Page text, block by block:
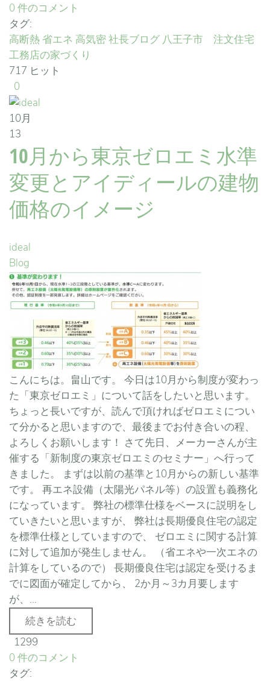
0 件のコメント
タグ:
高断熱 省エネ 高気密社長ブログ 八王子市 注文住宅
工務店の家づくり
717 ヒット
0
10月
13
10月から東京ゼロエミ水準
変更とアイディールの建物
価格のイメージ
ideal
Blog
こんにちは。畠山です。 今日は10月から制度が変わっ
た「東京ゼロエミ」について話をしたいと思います。
ちょっと長いですが、読んで頂ければゼロエミについ
て分かると思いますので、最後までお付き合いの程、
よろしくお願いします！ さて先日、メーカーさんが主
催する「新制度の東京ゼロエミのセミナー」へ行って
きました。 まずは以前の基準と10月からの新しい基準
です。 再エネ設備（太陽光パネル等）の設置も義務化
になっています。 弊社の標準仕様をベースに説明をし
ていきたいと思いますが、 弊社は長期優良住宅の認定
を標準仕様としていますので、 ゼロエミに関する計算
に対して追加が発生しません。 （省エネや一次エネの
計算をしているので） 長期優良住宅は認定を受けるま
でに図面が確定してから、 2か月～3カ月要します
が、...
続きを読む
1299
0 件のコメント
タグ: